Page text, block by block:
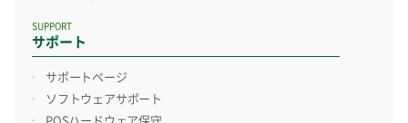
サポート
SUPPORT
サポートページ
ソフトウェアサポート
POSハードウェア保守